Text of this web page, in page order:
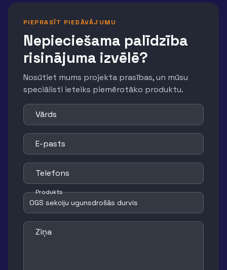
PIEPRASĪT PIEDĀVĀJUMU
Nepieciešama palīdzība
risinājuma izvēlē?
Nosūtiet mums projekta prasības, un mūsu
speciālisti ieteiks piemērotāko produktu.
Vārds
E-pasts
Telefons
Produkts
Ziņa